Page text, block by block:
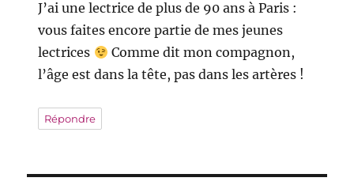
J’ai une lectrice de plus de 90 ans à Paris :
vous faites encore partie de mes jeunes
lectrices
Comme dit mon compagnon,
l’âge est dans la tête, pas dans les artères !
Répondre